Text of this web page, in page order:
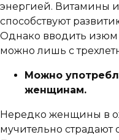
энергией. Витамины
способствуют
Однако вводить
можно лишь с
Можно
женщинам.
Нередко женщины в
мучительно страдают